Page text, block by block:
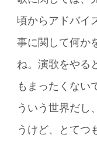
頃からアドバイ
事に関して何か
ね。演歌をやる
もまったくない
ういう世界だし
うけど、とてつ